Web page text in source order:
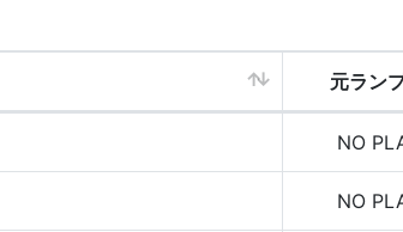
元ラン
NO
NO